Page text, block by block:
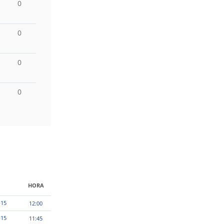
0
0
0
0
HORA
12:00
11:45